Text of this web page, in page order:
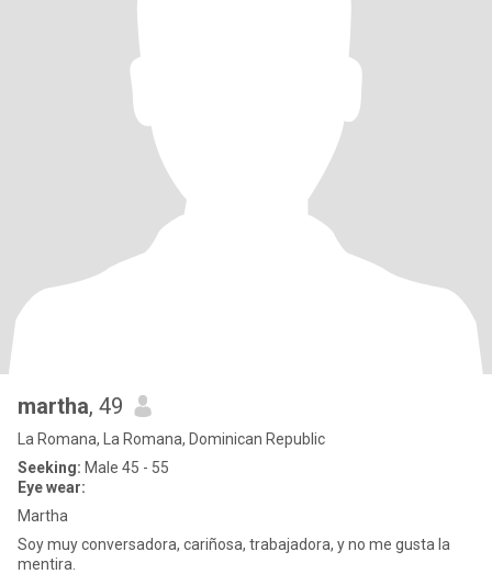
martha, 49
La Romana, La Romana, Dominican Republic
Seeking: Male 45 - 55
Eye wear:
Martha
Soy muy conversadora, cariñosa, trabajadora, y no me gusta la
mentira.